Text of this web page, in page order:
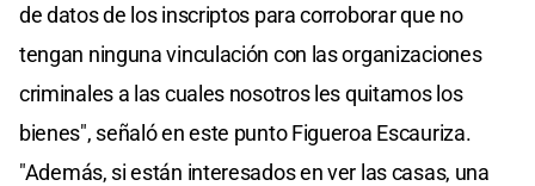
de datos de los inscriptos para corroborar que no
tengan ninguna vinculación con las organizaciones
criminales a las cuales nosotros les quitamos los
bienes", señaló en este punto Figueroa Escauriza.
"Además, si están interesados en ver las casas, una